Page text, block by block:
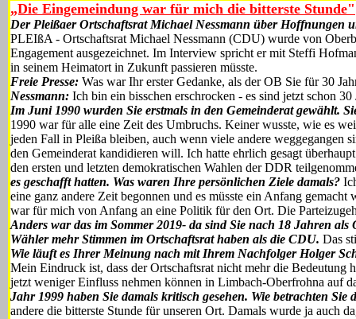
„Die Eingemeindung war für mich die bitterste Stunde"
Der Pleißaer Ortschaftsrat Michael Nessmann über Hoffnungen
PLEIßA - Ortschaftsrat Michael Nessmann (CDU) wurde von
Enga­gement ausgezeichnet. Im Inter­view spricht er mit Steffi
in seinem Heimatort in Zukunft passieren müsste.
Freie Presse: Was war Ihr erster Gedanke, als der OB Sie für 30
Nessmann: Ich bin ein bisschen erschrocken - es sind jetzt schon
Im Juni 1990 wurden Sie erst­mals in den Gemeinderat ge­wählt.
1990 war für alle eine Zeit des Um­bruchs. Keiner wusste, wie es
jeden Fall in Pleißa bleiben, auch wenn viele andere
den Gemein­derat kandidieren will. Ich hatte ehr­lich gesagt
den ersten und letzten demokratischen Wahlen der DDR
es ge­schafft hatten. Was waren Ihre persönlichen Ziele damals?
eine ganz andere Zeit begonnen und es müsste ein Anfang
war für mich von Anfang an eine Politik für den Ort. Die
Anders war das im Sommer 2019- da sind Sie nach 18 Jahren
Wähler mehr Stimmen im Ort­schaftsrat haben als die CDU. Das
Wie läuft es Ihrer Meinung nach mit Ihrem Nachfolger Holger
Mein Eindruck ist, dass der Ort­schaftsrat nicht mehr die Bedeutung
jetzt weniger Einfluss nehmen können in Limbach-Oberfrohna auf
Jahr 1999 haben Sie damals kritisch gesehen. Wie betrachten Sie
andere die bitterste Stunde für unseren Ort. Damals wurde ja